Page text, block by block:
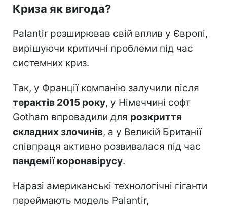
Криза як вигода?
Palantir розширював свій вплив у Європі,
вирішуючи критичні проблеми під час
системних криз.
Так, у Франції компанію залучили після
терактів 2015 року, у Німеччині софт
Gotham впровадили для розкриття
складних злочинів, а у Великій Британії
співпраця активно розвивалася під час
пандемії коронавірусу.
Наразі американські технологічні гіганти
переймають модель Palantir,